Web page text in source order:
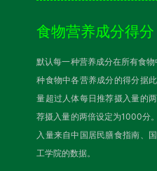
食物营养成分得分
默认每一种营养成分在所有食
种食物中各营养成分的得分据
量超过人体每日推荐摄入量的
荐摄入量的两倍设定为1000分
入量来自中国居民膳食指南、
工学院的数据。